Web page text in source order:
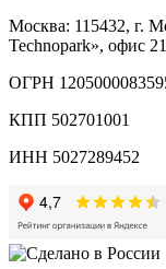
Москва: 115432, г.
Technopark», офис
ОГРН
КПП 502701001
ИНН 5027289452